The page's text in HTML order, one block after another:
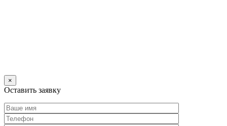
×
Оставить заявку